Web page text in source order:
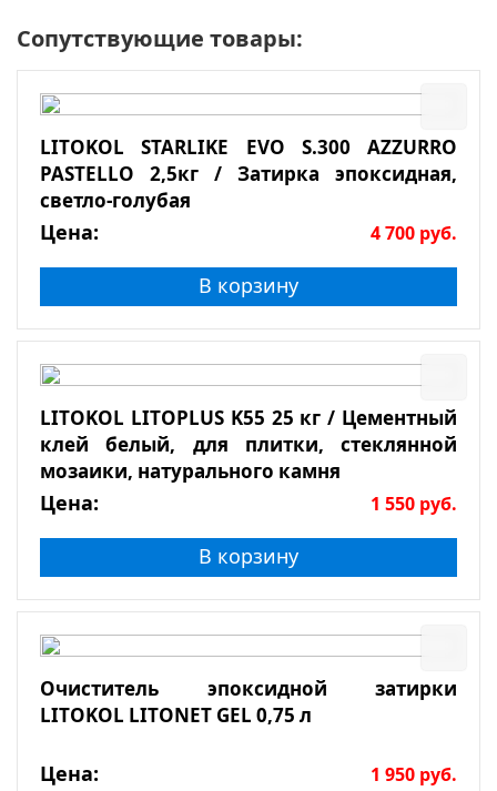
Сопутствующие товары:
LITOKOL STARLIKE EVO S.300 AZZURRO
PASTELLO 2,5кг / Затирка эпоксидная,
светло-голубая
Цена: 4 700 руб.
В корзину
LITOKOL LITOPLUS K55 25 кг / Цементный
клей белый, для плитки, стеклянной
мозаики, натурального камня
Цена: 1 550 руб.
В корзину
Очиститель эпоксидной затирки
LITOKOL LITONET GEL 0,75 л
Цена: 1 950 руб.